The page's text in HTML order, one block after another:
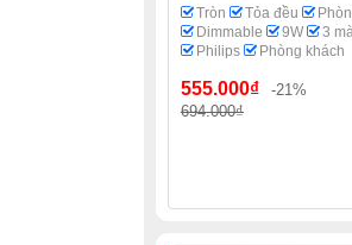
Tròn Tỏa đều
Dimmable
9W 3
Philips
Phòng khách
555.000₫
-21%
694.000₫